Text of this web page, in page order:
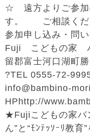
☆ 遠方よりご参加
す。 ご相談く
参加申し込み・
Fuji こどもの家
留郡富士河口湖町
?TEL 0555-72-
info@bambino-
HPhttp://
★Fujiこどもの家バ
ん”と“ﾓﾝﾃｯｿｰﾘ教